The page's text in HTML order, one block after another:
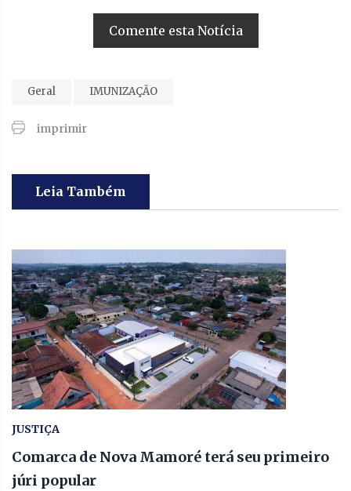
Comente esta Notícia
Geral IMUNIZAÇÃO
imprimir
Leia Também
JUSTIÇA
Comarca de Nova Mamoré terá seu primeiro
júri popular